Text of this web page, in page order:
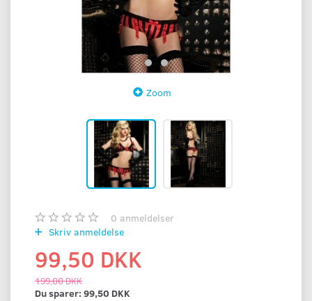
Zoom
0 anmeldelser
Skriv anmeldelse
99,50 DKK
199,00 DKK
Du sparer: 99,50 DKK